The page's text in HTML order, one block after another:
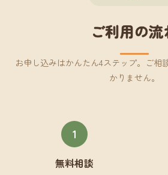
ご利用の流
お申し込みはかんたん4ステップ。ご相
かりません。
1
無料相談